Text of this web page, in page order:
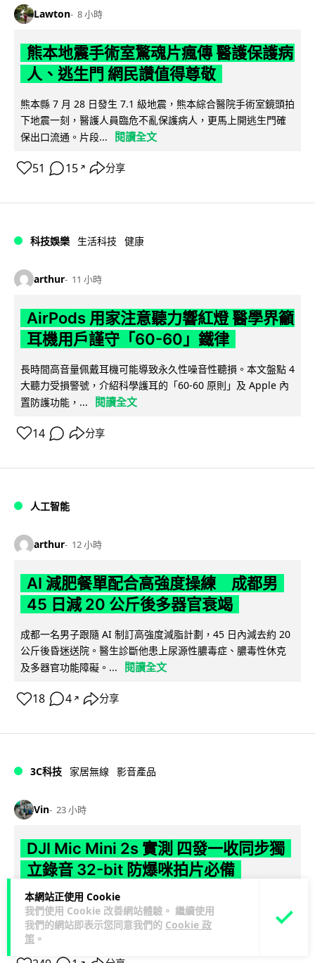
本網站正使用 Cookie
我們使用 Cookie 改善網站體驗。 繼續使用
我們的網站即表示您同意我們的 Cookie 政
策 。
Lawton 8 小時
熊本地震手術室驚魂片瘋傳 醫護保護病
人、逃生門 網民讚值得尊敬
熊本縣 7 月 28 日發生 7.1 級地震，熊本綜合醫院手術室鏡頭拍
下地震一刻，醫護人員臨危不亂保護病人，更馬上開逃生門確
保出口流通。片段...
閱讀全文
51 15 ↗ 分享
科技娛樂 生活科技 健康
arthur 11 小時
AirPods 用家注意聽力響紅燈 醫學界籲
耳機用戶謹守「60-60」鐵律
長時間高音量佩戴耳機可能導致永久性噪音性聽損。本文盤點 4
大聽力受損警號，介紹科學護耳的「60-60 原則」及 Apple 內
置防護功能，...
閱讀全文
14 分享
人工智能
arthur 12 小時
AI 減肥餐單配合高強度操練 成都男
45 日減 20 公斤後多器官衰竭
成都一名男子跟隨 AI 制訂高強度減脂計劃，45 日內減去約 20
公斤後昏迷送院。醫生診斷他患上尿源性膿毒症、膿毒性休克
及多器官功能障礙。...
閱讀全文
18 4 ↗ 分享
3C科技 家居無線 影音產品
Vin 23 小時
DJI Mic Mini 2s 實測 四發一收同步獨
立錄音 32-bit 防爆咪拍片必備
DJI 最新推出的 Mic Mini 2s 無線咪支援「四發一收」分軌錄
音，並首度下放 32-bit Float 浮點內錄功能。本文經實測其...
閱讀全文